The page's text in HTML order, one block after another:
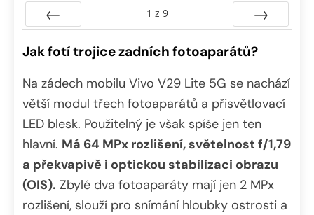
1 z 9
Jak fotí trojice zadních fotoaparátů?
Na zádech mobilu Vivo V29 Lite 5G se nachází
větší modul třech fotoaparátů a přisvětlovací
LED blesk. Použitelný je však spíše jen ten
hlavní. Má 64 MPx rozlišení, světelnost f/1,79
a překvapivě i optickou stabilizaci obrazu
(OIS). Zbylé dva fotoaparáty mají jen 2 MPx
rozlišení, slouží pro snímání hloubky ostrosti a